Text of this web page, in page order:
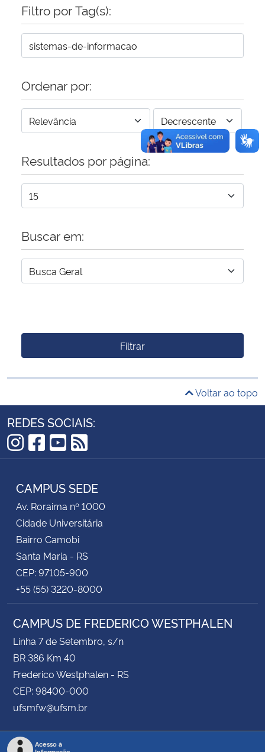
Secretaria de Governo
Gabinete de Segurança Institucional
Banco Central do Brasil
Filtro por Tag(s):
Ordenar por:
Resultados por página:
Buscar em:
Filtrar
Voltar ao topo
REDES SOCIAIS:
Instagram
Facebook
YouTube
RSS
CAMPUS SEDE
Av. Roraima nº 1000
Cidade Universitária
Bairro Camobi
Santa Maria - RS
CEP: 97105-900
+55 (55) 3220-8000
CAMPUS DE FREDERICO WESTPHALEN
Linha 7 de Setembro, s/n
BR 386 Km 40
Frederico Westphalen - RS
CEP: 98400-000
ufsmfw@ufsm.br
Acesso à